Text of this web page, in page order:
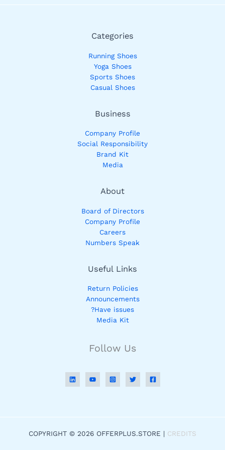
Categories
Running Shoes
Yoga Shoes
Sports Shoes
Casual Shoes
Business
Company Profile
Social Responsibility
Brand Kit
Media
About
Board of Directors
Company Profile
Careers
Numbers Speak
Useful Links
Return Policies
Announcements
Have issues?
Media Kit
Follow Us
COPYRIGHT © 2026 OFFERPLUS.STORE | CREDITS